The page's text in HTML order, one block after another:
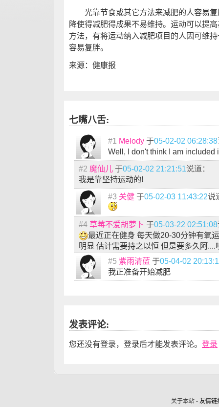
光靠节食或其它方法来减肥的人容易复
降使得减肥得成果不易维持。运动可以提
方法，有将运动纳入减肥项目的人因可维
容易复胖。
来源：健康报
七嘴八舌:
#1 Melody 于05-02-02 06:28:38
Well, I don't think I am included
#2 魔仙儿 于05-02-02 21:21:51说道：
我是靠坚持运动的!
#3 关健 于05-02-03 11:43:22说
#4 草莓不爱胡萝卜 于05-03-22 02:51:08
最近正在健身 每天做20-30分钟有氧
明显 估计需要持之以恒 但是要多久阿....
#5 紫雨清蓝 于05-04-02
我正准备开始减肥
发表评论:
您还没有登录，登录后才能发表评论。 登录
关于本站 - 友情链